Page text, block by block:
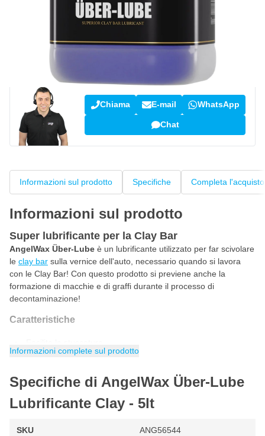
per resi & cambi
Recensioni dei clienti:4,58/5(7.072 recensioni)
Domanda su questo prodotto?
Parla con uno dei nostri specialisti
Chiama E-mail WhatsApp
Chat
Informazioni sul prodotto Specifiche Completa l'acquisto
Informazioni sul prodotto
Super lubrificante per la Clay Bar
AngelWax Über-Lube è un lubrificante utilizzato per far scivolare
le clay bar sulla vernice dell'auto, necessario quando si lavora
con le Clay Bar! Con questo prodotto si previene anche la
formazione di macchie e di graffi durante il processo di
decontaminazione!
Caratteristiche
Previene i graffi
Informazioni complete sul prodotto
Specifiche di AngelWax Über-Lube
Lubrificante Clay - 5lt
SKU ANG56544